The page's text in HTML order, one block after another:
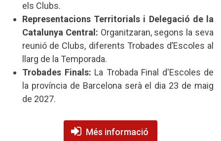
els Clubs.
Representacions Territorials i Delegació de la
Catalunya Central: Organitzaran, segons la seva
reunió de Clubs, diferents Trobades d’Escoles al
llarg de la Temporada.
Trobades Finals: La Trobada Final d'Escoles de
la província de Barcelona serà el dia 23 de maig
de 2027.
Més informació